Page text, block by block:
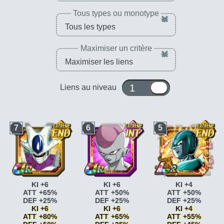
Tous types ou monotype ×
Maximiser un critère ×
Liens au niveau 1 ou 10
7
KI +6
ATT +65%
DEF +25%
KI +6
ATT +80%
6
KI +6
ATT +50%
DEF +25%
KI +6
ATT +65%
5
KI +4
ATT +50%
DEF +25%
KI +4
ATT +55%